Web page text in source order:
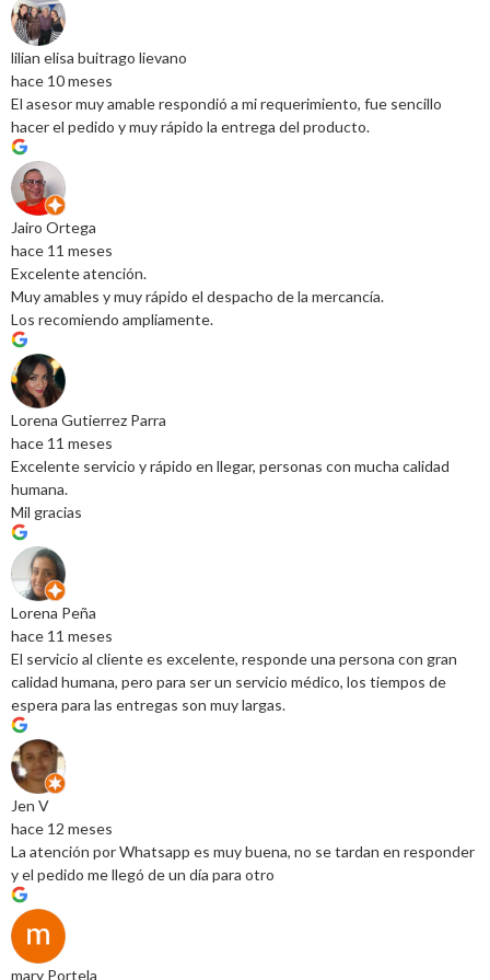
lilian elisa buitrago lievano
hace 10 meses
El asesor muy amable respondió a mi requerimiento, fue sencillo
hacer el pedido y muy rápido la entrega del producto.
Jairo Ortega
hace 11 meses
Excelente atención.
Muy amables y muy rápido el despacho de la mercancía.
Los recomiendo ampliamente.
Lorena Gutierrez Parra
hace 11 meses
Excelente servicio y rápido en llegar, personas con mucha calidad
humana.
Mil gracias
Lorena Peña
hace 11 meses
El servicio al cliente es excelente, responde una persona con gran
calidad humana, pero para ser un servicio médico, los tiempos de
espera para las entregas son muy largas.
Jen V
hace 12 meses
La atención por Whatsapp es muy buena, no se tardan en responder
y el pedido me llegó de un día para otro
mary Portela